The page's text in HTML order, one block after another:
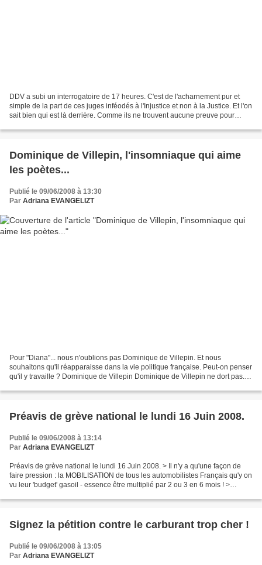
DDV a subi un interrogatoire de 17 heures. C'est de l'acharnement pur et
simple de la part de ces juges inféodés à l'Injustice et non à la Justice. Et l'on
sait bien qui est là derrière. Comme ils ne trouvent aucune preuve pour
Dominique de Villepin, l'insomniaque qui aime
les poètes...
Publié le 09/06/2008 à 13:30
Par Adriana EVANGELIZT
Pour "Diana"... nous n'oublions pas Dominique de Villepin. Et nous
souhaitons qu'il réapparaisse dans la vie politique française. Peut-on penser
qu'il y travaille ? Dominique de Villepin Dominique de Villepin ne dort pas.
Préavis de grève national le lundi 16 Juin 2008.
Publié le 09/06/2008 à 13:14
Par Adriana EVANGELIZT
Préavis de grève national le lundi 16 Juin 2008. > Il n'y a qu'une façon de
faire pression : la MOBILISATION de tous les automobilistes Français qu'y on
vu leur 'budget' gasoil - essence être multiplié par 2 ou 3 en 6 mois ! >
Signez la pétition contre le carburant trop cher !
Publié le 09/06/2008 à 13:05
Par Adriana EVANGELIZT